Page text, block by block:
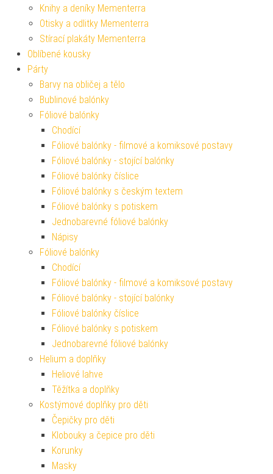
Knihy a deníky Mementerra
Otisky a odlitky Mementerra
Stírací plakáty Mementerra
Oblíbené kousky
Párty
Barvy na obličej a tělo
Bublinové balónky
Fóliové balónky
Chodící
Fóliové balónky - filmové a komiksové postavy
Fóliové balónky - stojící balónky
Fóliové balónky číslice
Fóliové balónky s českým textem
Fóliové balónky s potiskem
Jednobarevné fóliové balónky
Nápisy
Fóliové balónky
Chodící
Fóliové balónky - filmové a komiksové postavy
Fóliové balónky - stojící balónky
Fóliové balónky číslice
Fóliové balónky s potiskem
Jednobarevné fóliové balónky
Helium a doplňky
Heliové lahve
Těžítka a doplňky
Kostýmové doplňky pro děti
Čepičky pro děti
Klobouky a čepice pro děti
Korunky
Masky